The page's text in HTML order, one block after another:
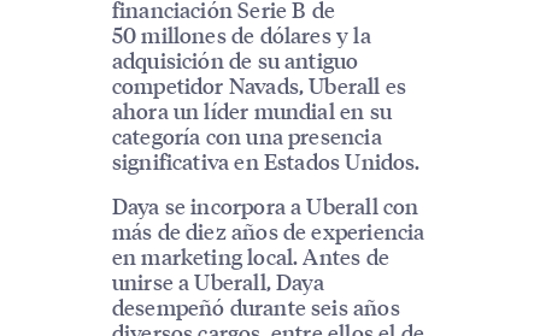
financiación Serie B de
50 millones de dólares y la
adquisición de su antiguo
competidor Navads, Uberall es
ahora un líder mundial en su
categoría con una presencia
significativa en Estados Unidos.
Daya se incorpora a Uberall con
más de diez años de experiencia
en marketing local. Antes de
unirse a Uberall, Daya
desempeñó durante seis años